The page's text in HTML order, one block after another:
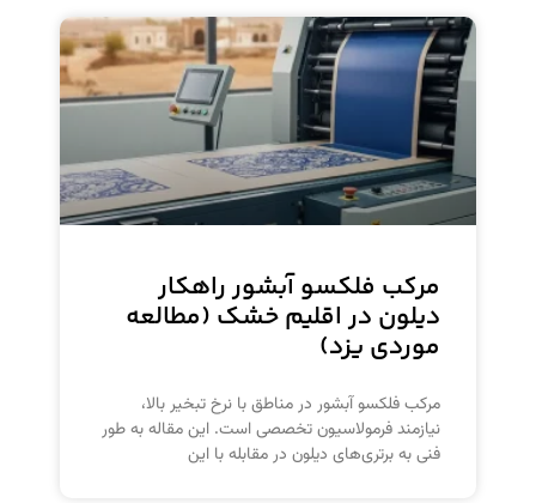
مرکب فلکسو آبشور راهکار
دیلون در اقلیم خشک (مطالعه
موردی یزد)
مرکب فلکسو آبشور در مناطق با نرخ تبخیر بالا،
نیازمند فرمولاسیون تخصصی است. این مقاله به طور
فنی به برتری‌های دیلون در مقابله با این